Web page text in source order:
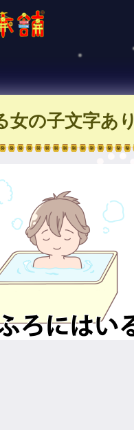
女の子文字あり